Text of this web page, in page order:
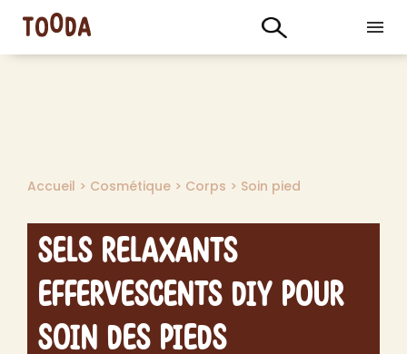
Accueil > Cosmétique > Corps > Soin pied
Sels Relaxants
Effervescents DIY pour
Soin des Pieds